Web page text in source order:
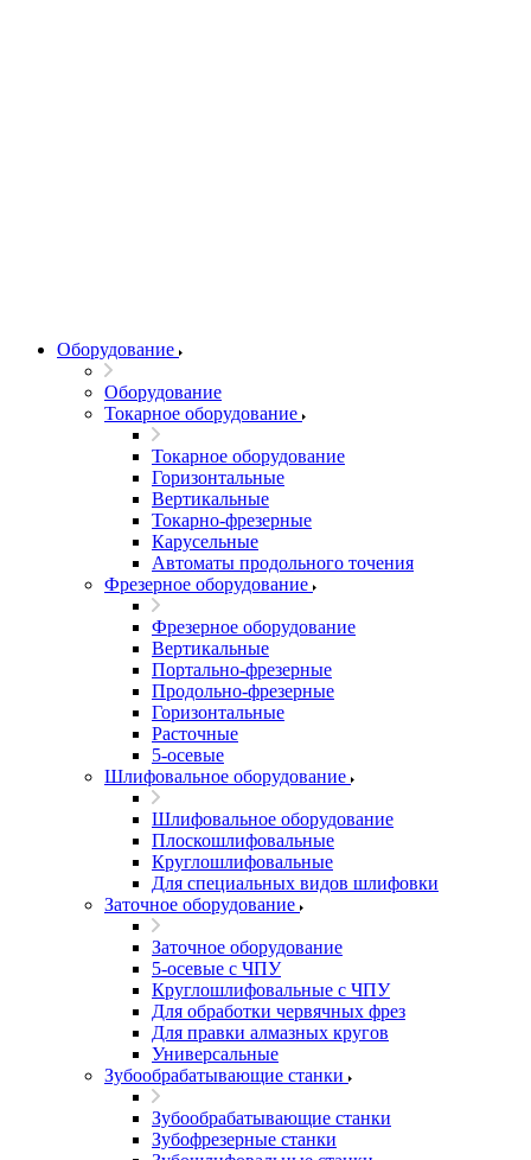
Оборудование
Оборудование
Токарное оборудование
Токарное оборудование
Горизонтальные
Вертикальные
Токарно-фрезерные
Карусельные
Автоматы продольного точения
Фрезерное оборудование
Фрезерное оборудование
Вертикальные
Портально-фрезерные
Продольно-фрезерные
Горизонтальные
Расточные
5-осевые
Шлифовальное оборудование
Шлифовальное оборудование
Плоскошлифовальные
Круглошлифовальные
Для специальных видов шлифовки
Заточное оборудование
Заточное оборудование
5-осевые с ЧПУ
Круглошлифовальные с ЧПУ
Для обработки червячных фрез
Для правки алмазных кругов
Универсальные
Зубообрабатывающие станки
Зубообрабатывающие станки
Зубофрезерные станки